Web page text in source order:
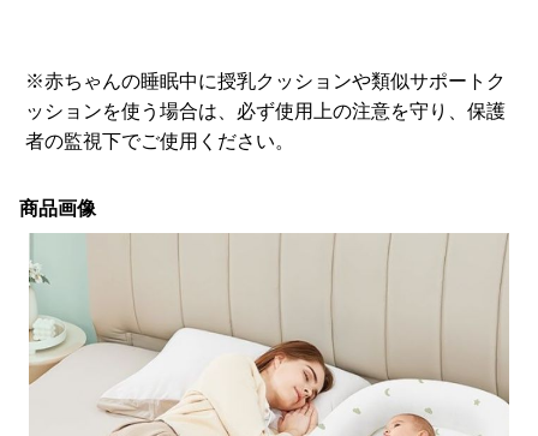
※赤ちゃんの睡眠中に授乳クッションや類似サポートク
ッションを使う場合は、必ず使用上の注意を守り、保護
者の監視下でご使用ください。
商品画像